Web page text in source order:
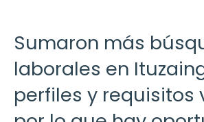
Sumaron más
laborales en
perfiles y requisitos